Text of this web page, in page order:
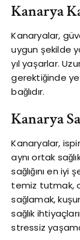
Kanarya
Kanaryalar,
uygun şekilde
yıl yaşarlar.
gerektiğinde
bağlıdır.
Kanarya
Kanaryalar,
aynı ortak
sağlığını en
temiz tutmak,
sağlamak,
sağlık
stressiz